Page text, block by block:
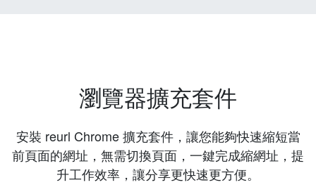
瀏覽器擴充套件
安裝 reurl Chrome 擴充套件，讓您能夠快速縮短當
前頁面的網址，無需切換頁面，一鍵完成縮網址，提
升工作效率，讓分享更快速更方便。